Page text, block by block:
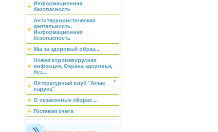
Информационная
безопасность
Антитеррористическая
деятельность.
Информационная
безопасность
Мы за здоровый образ...
Новая коронавирусная
инфекция. Охрана здоровья,
без...
Литературный клуб "Алые
паруса"
О незаконных сборах ...
Гостевая книга